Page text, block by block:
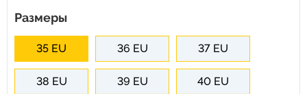
Размеры
35 EU 36 EU 37 EU
38 EU 39 EU 40 EU